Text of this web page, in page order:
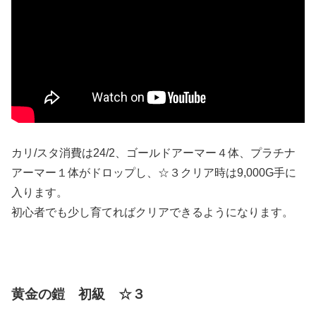
カリ/スタ消費は24/2、ゴールドアーマー４体、プラチナ
アーマー１体がドロップし、☆３クリア時は9,000G手に
入ります。
初心者でも少し育てればクリアできるようになります。
黄金の鎧 初級 ☆３